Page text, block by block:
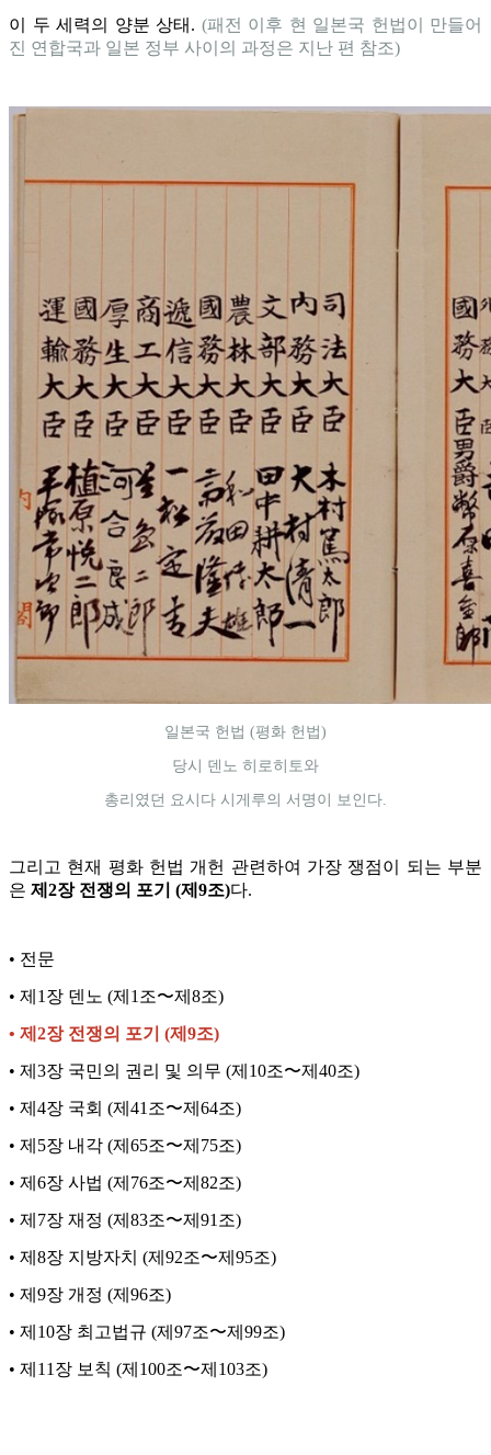
이 두 세력의 양분 상태. (패전 이후 현 일본국 헌법이 만들어
진 연합국과 일본 정부 사이의 과정은 지난 편 참조)
일본국 헌법 (평화 헌법)
당시 덴노 히로히토와
총리였던 요시다 시게루의 서명이 보인다.
그리고 현재 평화 헌법 개헌 관련하여 가장 쟁점이 되는 부분
은 제2장 전쟁의 포기 (제9조)다.
• 전문
• 제1장 덴노 (제1조〜제8조)
• 제2장 전쟁의 포기 (제9조)
• 제3장 국민의 권리 및 의무 (제10조〜제40조)
• 제4장 국회 (제41조〜제64조)
• 제5장 내각 (제65조〜제75조)
• 제6장 사법 (제76조〜제82조)
• 제7장 재정 (제83조〜제91조)
• 제8장 지방자치 (제92조〜제95조)
• 제9장 개정 (제96조)
• 제10장 최고법규 (제97조〜제99조)
• 제11장 보칙 (제100조〜제103조)